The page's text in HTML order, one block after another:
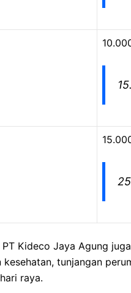
Kideco Jaya Agung
tunjangan
raya.